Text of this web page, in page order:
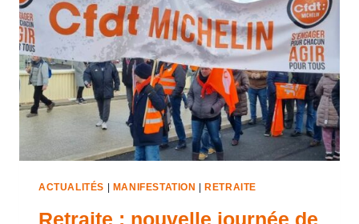
ACTUALITÉS MANIFESTATION RETRAITE
Retraite : nouvelle journée de